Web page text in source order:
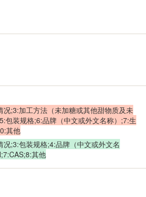
况;3:加工方法（未加糖或其他甜物质及未
包装规格;6:品牌（中文或外文名称）;7:生
其他
;3:包装规格;4:品牌（中文或外文名
其他